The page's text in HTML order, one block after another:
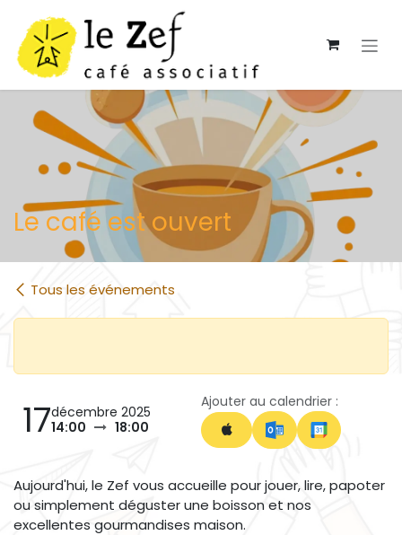
Le café est ouvert
Tous les événements
17décembre 2025
14:00
18:00
Ajouter au calendrier :
Aujourd'hui, le Zef vous accueille pour jouer, lire, papoter
ou simplement déguster une boisson et nos
excellentes gourmandises maison.